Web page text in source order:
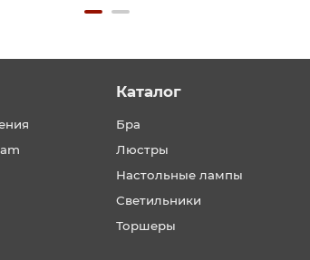
Каталог
Бра
Люстры
Настольные лампы
Светильники
Торшеры